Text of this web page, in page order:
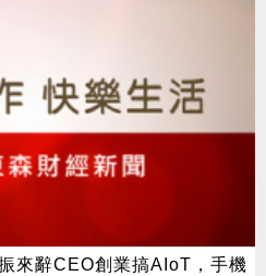
來辭CEO創業搞AIoT，手機